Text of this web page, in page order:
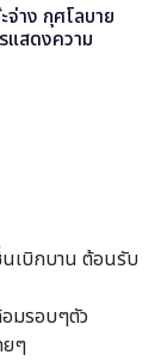
จ่าง กุศโลบาย
แสดงความ
นเบิกบาน ต้อนรับ
มรอบๆตัว
ๆ